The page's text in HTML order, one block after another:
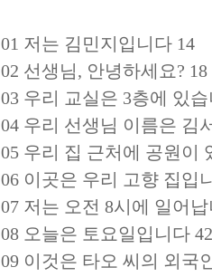
01 저는 김민지입니다 14
02 선생님, 안녕하세요? 18
03 우리 교실은 3층에 있습
04 우리 선생님 이름은 김
05 우리 집 근처에 공원이
06 이곳은 우리 고향 집입
07 저는 오전 8시에 일어납
08 오늘은 토요일입니다 42
09 이것은 타오 씨의 외국